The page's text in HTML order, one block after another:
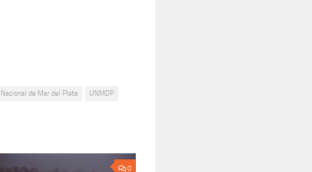
de Mar del Plata UNMDP
0